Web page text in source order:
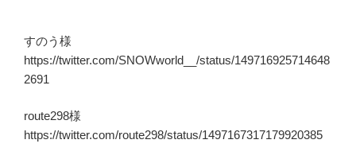
すのう様
https://twitter.com/SNOWworld__/status/149716925714648
2691
route298様
https://twitter.com/route298/status/1497167317179920385